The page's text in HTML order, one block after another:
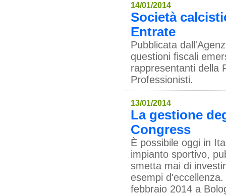
14/01/2014
Società
Entrate
Pubblicata
questioni fiscali
rappresentanti della
Professionisti.
13/01/2014
La gestione
Congress
È possibile oggi in
impianto sportivo,
smetta mai di
esempi
febbraio 2014 a